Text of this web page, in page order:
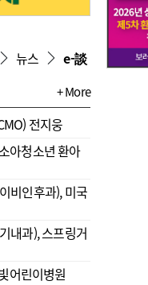
사 결과
뉴스 e-談
+ More
전지웅
아청소년 환아
비인후과), 미국
내과), 스프링거
어린이병원